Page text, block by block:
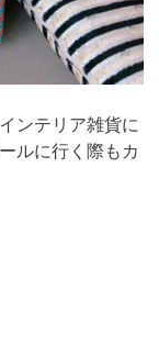
ンテリア雑貨に
ルに行く際もカ